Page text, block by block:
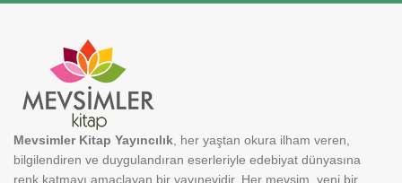
Mevsimler Kitap Yayıncılık , her yaştan okura ilham veren,
bilgilendiren ve duygulandıran eserleriyle edebiyat dünyasına
renk katmayı amaçlayan bir yayınevidir. Her mevsim, yeni bir